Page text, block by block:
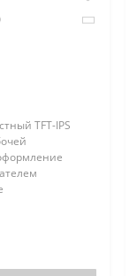
TFT-IPS